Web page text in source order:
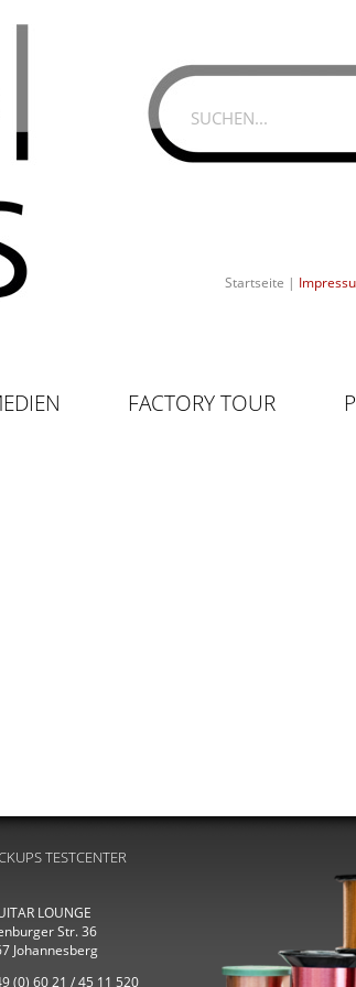
Startseite |
FACTORY TOUR
TESTCENTER
LOUNGE
Str. 36
Johannesberg
(0) 60 21 / 45 11 520